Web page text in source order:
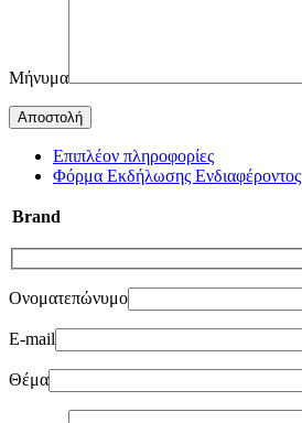
Μήνυμα
Επιπλέον πληροφορίες
Φόρμα Εκδήλωσης Ενδιαφέροντος
Brand
Ονοματεπώνυμο
E-mail
Θέμα